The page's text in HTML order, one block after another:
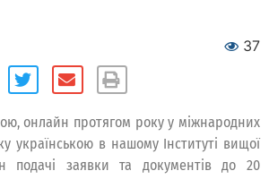
37
онлайн протягом року у міжнародних
українською в нашому Інституті вищої
подачі заявки та документів до 20